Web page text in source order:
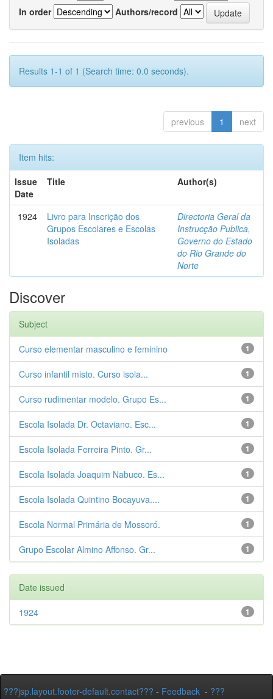
In order
Authors/record
Results 1-1 of 1 (Search time: 0.0 seconds).
previous 1 next
Item hits:
Issue
Date
Title Author(s)
1924
Livro para Inscrição dos
Grupos Escolares e Escolas
Isoladas
Directoria Geral da
Instrucção Publica,
Governo do Estado
do Rio Grande do
Norte
Discover
Subject
1
Curso elementar masculino e feminino
1
Curso infantil misto. Curso isola...
1
Curso rudimentar modelo. Grupo Es...
1
Escola Isolada Dr. Octaviano. Esc...
1
Escola Isolada Ferreira Pinto. Gr...
1
Escola Isolada Joaquim Nabuco. Es...
1
Escola Isolada Quintino Bocayuva....
1
Escola Normal Primária de Mossoró.
1
Grupo Escolar Almino Affonso. Gr...
Date issued
1
1924
???jsp.layout.footer-default.contact??? - Feedback - ???